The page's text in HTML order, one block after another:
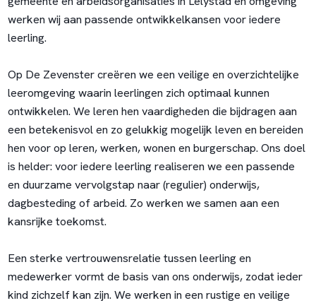
werken wij aan passende ontwikkelkansen voor iedere
leerling.
Op De Zevenster creëren we een veilige en overzichtelijke
leeromgeving waarin leerlingen zich optimaal kunnen
ontwikkelen. We leren hen vaardigheden die bijdragen aan
een betekenisvol en zo gelukkig mogelijk leven en bereiden
hen voor op leren, werken, wonen en burgerschap. Ons doel
is helder: voor iedere leerling realiseren we een passende
en duurzame vervolgstap naar (regulier) onderwijs,
dagbesteding of arbeid. Zo werken we samen aan een
kansrijke toekomst.
Een sterke vertrouwensrelatie tussen leerling en
medewerker vormt de basis van ons onderwijs, zodat ieder
kind zichzelf kan zijn. We werken in een rustige en veilige